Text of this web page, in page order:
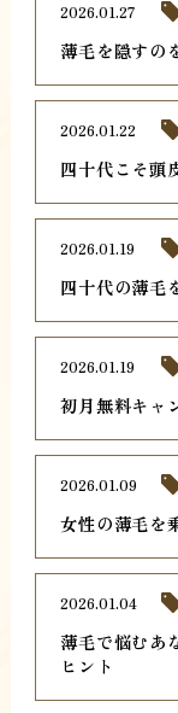
薄毛を隠すの
2026.01.27
四十代こそ頭
2026.01.22
四十代の薄毛
2026.01.19
初月無料キャ
2026.01.19
女性の薄毛を
2026.01.09
薄毛で悩むあ
ヒント
2026.01.04